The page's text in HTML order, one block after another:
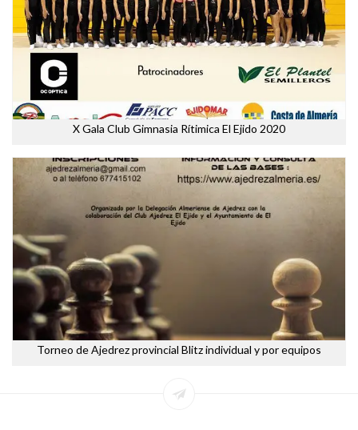
X Gala Club Gimnasia Rítimica El Ejido 2020
Torneo de Ajedrez provincial Blitz individual y por equipos